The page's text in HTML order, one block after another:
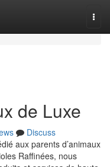
de Luxe
Discuss
aux parents d’animaux
Raffinées, nous